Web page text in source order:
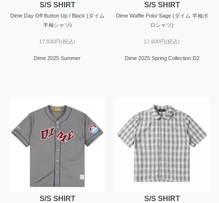
S/S SHIRT
Dime Day Off Button Up / Black (ダイム
半袖シャツ)
17,930円(税込)
Dime 2025 Summer
S/S SHIRT
Dime Waffle Polo/ Sage (ダイム 半袖ポ
ロシャツ)
17,600円(税込)
Dime 2025 Spring Collection D2
S/S SHIRT S/S SHIRT